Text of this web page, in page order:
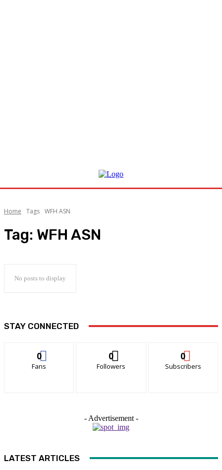
Home Tags WFH ASN
Tag: WFH ASN
No posts to display
STAY CONNECTED
0
Fans
0
Followers
0
Subscribers
- Advertisement -
LATEST ARTICLES